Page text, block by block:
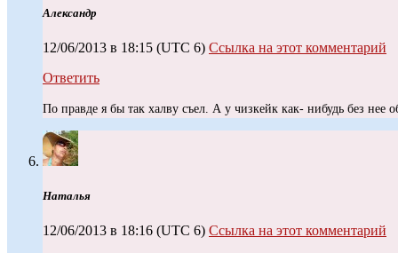
Александр
12/06/2013 в 18:15 (UTC 6) Ссылка на этот комментарий
Ответить
По правде я бы так халву съел. А у чизкейк как- нибудь без нее
Наталья
12/06/2013 в 18:16 (UTC 6) Ссылка на этот комментарий